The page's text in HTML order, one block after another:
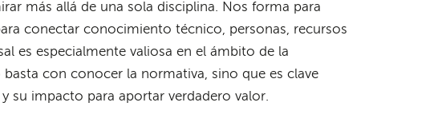
más allá de una sola disciplina. Nos forma para
conectar conocimiento técnico, personas, recursos
es especialmente valiosa en el ámbito de la
con conocer la normativa, sino que es clave
su impacto para aportar verdadero valor.